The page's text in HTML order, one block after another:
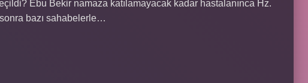
Ebu Bekir namaza katılamayacak kadar hastalanınca Hz.
bazı sahabelerle…